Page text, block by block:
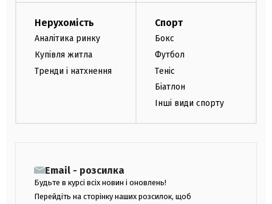
Нерухомість
Аналітика ринку
Купівля житла
Тренди і натхнення
Спорт
Бокс
Футбол
Теніс
Біатлон
Інші види спорту
Email - розсилка
Будьте в курсі всіх новин і оновлень!
Перейдіть на сторінку наших розсилок, щоб